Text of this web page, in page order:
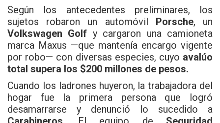
Según los antecedentes preliminares, los
sujetos robaron un automóvil Porsche, un
Volkswagen Golf y cargaron una camioneta
marca Maxus —que mantenía encargo vigente
por robo— con diversas especies, cuyo avalúo
total supera los $200 millones de pesos.
Cuando los ladrones huyeron, la trabajadora del
hogar fue la primera persona que logró
desamarrarse y denunció lo sucedido a